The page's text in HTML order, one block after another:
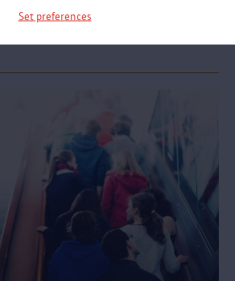
Set preferences
in onze digitale expo mee door de zalen en